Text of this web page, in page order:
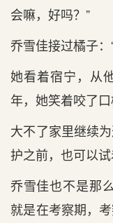
会嘛，好吗？”
乔雪佳接过橘子：
她看着宿宁，从
年，她笑着咬了口
大不‌了家里继续
护之前，也可以
乔雪佳也不‌是‌那
就是‌在考察期，